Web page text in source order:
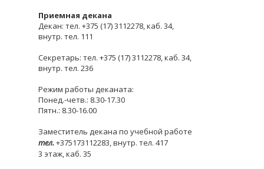
Приемная декана
Декан: тел. +375 (17) 3112278, каб. 34,
внутр. тел. 111
Секретарь: тел. +375 (17) 3112278, каб. 34,
внутр. тел. 236
Режим работы деканата:
Понед.-четв.: 8.30-17.30
Пятн.: 8.30-16.00
Заместитель декана по учебной работе
тел.+375173112283, внутр. тел. 417
3 этаж, каб. 35